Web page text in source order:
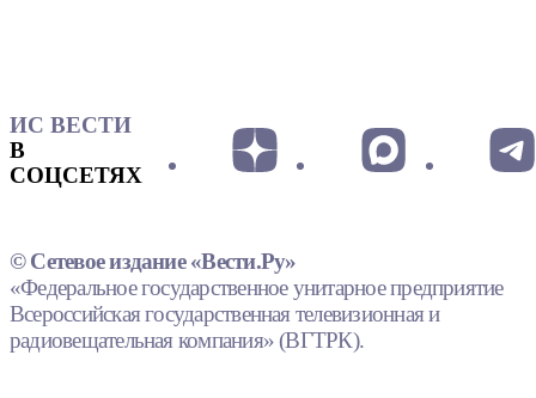
ИС ВЕСТИ
В
СОЦСЕТЯХ
© Сетевое издание «Вести.Ру»
«Федеральное государственное унитарное предприятие
Всероссийская государственная телевизионная и
радиовещательная компания» (ВГТРК).